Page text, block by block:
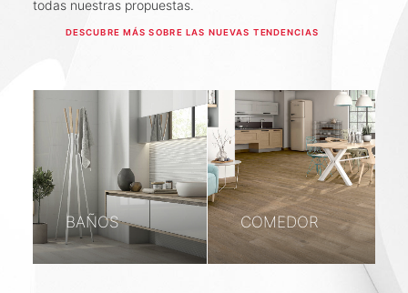
todas nuestras propuestas.
DESCUBRE MÁS SOBRE LAS NUEVAS TENDENCIAS
BAÑOS COMEDOR